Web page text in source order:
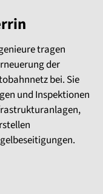
tragen
der
bei. Sie
und Inspektionen